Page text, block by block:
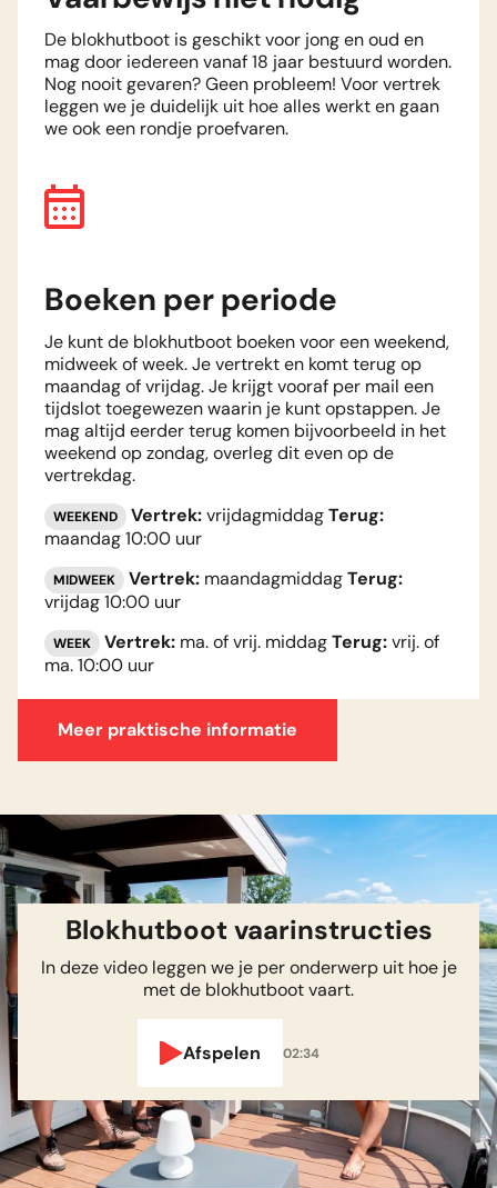
De blokhutboot is geschikt voor jong en oud en
mag door iedereen vanaf 18 jaar bestuurd worden.
Nog nooit gevaren? Geen probleem! Voor vertrek
leggen we je duidelijk uit hoe alles werkt en gaan
we ook een rondje proefvaren.
Boeken per periode
Je kunt de blokhutboot boeken voor een weekend,
midweek of week. Je vertrekt en komt terug op
maandag of vrijdag. Je krijgt vooraf per mail een
tijdslot toegewezen waarin je kunt opstappen. Je
mag altijd eerder terug komen bijvoorbeeld in het
weekend op zondag, overleg dit even op de
vertrekdag.
WEEKEND Vertrek:vrijdagmiddagTerug:
maandag 10:00 uur
MIDWEEK Vertrek: maandagmiddagTerug:
vrijdag 10:00 uur
WEEK Vertrek: ma. of vrij. middagTerug:vrij. of
ma. 10:00 uur
Meer praktische informatie
Afspelen
Blokhutboot vaarinstructies
In deze video leggen we je per onderwerp uit hoe je
met de blokhutboot vaart.
02:34